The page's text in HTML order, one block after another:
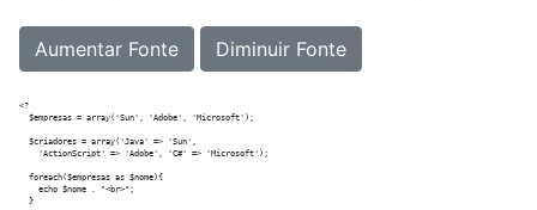
Aumentar Fonte Diminuir Fonte
<?
  $empresas = array('Sun', 'Adobe', 'Microsoft');
  $criadores = array('Java' => 'Sun',
    'ActionScript' => 'Adobe', 'C#' => 'Microsoft');
  foreach($empresas as $nome){
    echo $nome . "<br>";
  }